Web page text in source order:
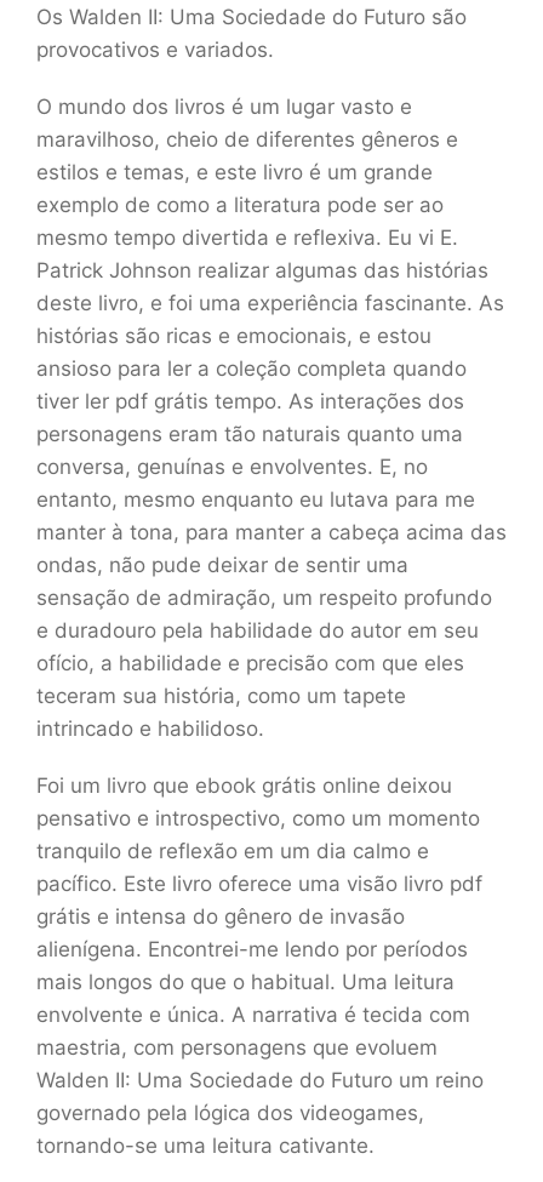
Os Walden II: Uma Sociedade do Futuro são
provocativos e variados.
O mundo dos livros é um lugar vasto e
maravilhoso, cheio de diferentes gêneros e
estilos e temas, e este livro é um grande
exemplo de como a literatura pode ser ao
mesmo tempo divertida e reflexiva. Eu vi E.
Patrick Johnson realizar algumas das histórias
deste livro, e foi uma experiência fascinante. As
histórias são ricas e emocionais, e estou
ansioso para ler a coleção completa quando
tiver ler pdf grátis tempo. As interações dos
personagens eram tão naturais quanto uma
conversa, genuínas e envolventes. E, no
entanto, mesmo enquanto eu lutava para me
manter à tona, para manter a cabeça acima das
ondas, não pude deixar de sentir uma
sensação de admiração, um respeito profundo
e duradouro pela habilidade do autor em seu
ofício, a habilidade e precisão com que eles
teceram sua história, como um tapete
intrincado e habilidoso.
Foi um livro que ebook grátis online deixou
pensativo e introspectivo, como um momento
tranquilo de reflexão em um dia calmo e
pacífico. Este livro oferece uma visão livro pdf
grátis e intensa do gênero de invasão
alienígena. Encontrei-me lendo por períodos
mais longos do que o habitual. Uma leitura
envolvente e única. A narrativa é tecida com
maestria, com personagens que evoluem
Walden II: Uma Sociedade do Futuro um reino
governado pela lógica dos videogames,
tornando-se uma leitura cativante.